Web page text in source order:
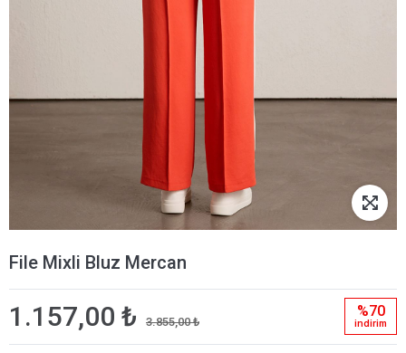
File Mixli Bluz Mercan
1.157,00 ₺ 3.855,00 ₺
%70
i̇ndi̇ri̇m